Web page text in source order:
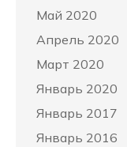
Май 2020
Апрель 2020
Март 2020
Январь 2020
Январь 2017
Январь 2016